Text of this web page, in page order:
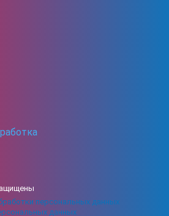
персональных данных
данных